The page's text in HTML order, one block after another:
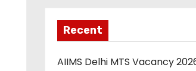
Recent
AIIMS Delhi MTS Vacancy